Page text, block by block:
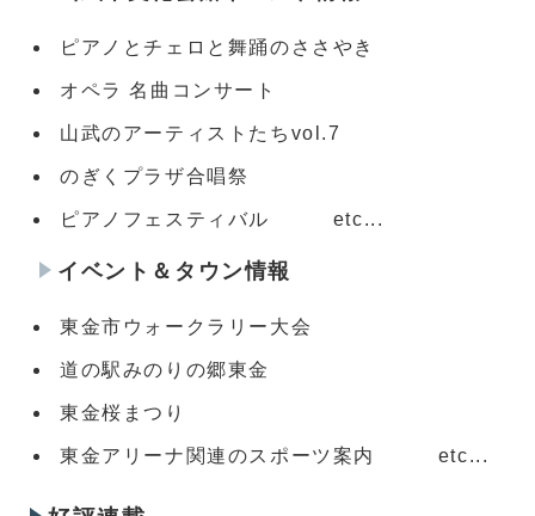
ピアノとチェロと舞踊のささやき
オペラ 名曲コンサート
山武のアーティストたちvol.7
のぎくプラザ合唱祭
ピアノフェスティバル etc...
イベント＆タウン情報
東金市ウォークラリー大会
道の駅みのりの郷東金
東金桜まつり
東金アリーナ関連のスポーツ案内 etc...